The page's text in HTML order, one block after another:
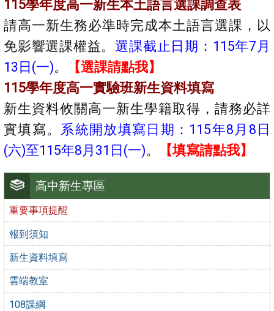
高中新生專區
重要事項提醒
報到須知
新生資料填寫
雲端教室
108課綱
115學年度高一新生本土語言選課調查表
請高一新生務必準時完成本土語言選課，以
免影響選課權益。選課截止日期：115年7月
13日(一)。
【選課請點我】
115學年度高一實驗班新生資料填寫
新生資料攸關高一新生學籍取得，請務必詳
實填寫。 系統開放填寫日期：115年8月8日
(六)至115年8月31日(一)。 【填寫請點我】